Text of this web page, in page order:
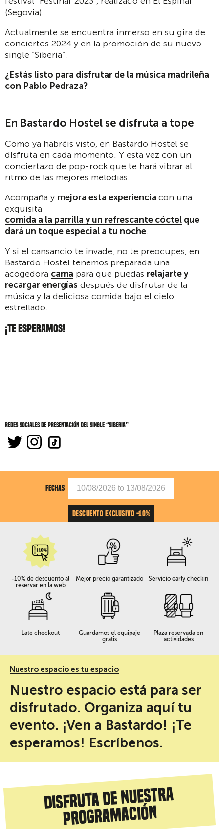
(Segovia).
Actualmente se encuentra inmerso en su gira de
conciertos 2024 y en la promoción de su nuevo
single “Siberia”.
¿Estás listo para disfrutar de la música madrileña
con Pablo Pedraza?
En Bastardo Hostel se disfruta a tope
Como ya habréis visto, en Bastardo Hostel se
disfruta en cada momento. Y esta vez con un
conciertazo de pop-rock que te hará vibrar al
ritmo de las mejores melodías.
Acompaña y mejora esta experiencia con una
exquisita
comida a la parrilla y un refrescante cóctel que
dará un toque especial a tu noche.
Y si el cansancio te invade, no te preocupes, en
Bastardo Hostel tenemos preparada una
acogedora cama para que puedas relajarte y
recargar energías después de disfrutar de la
música y la deliciosa comida bajo el cielo
estrellado.
¡TE ESPERAMOS!
Redes sociales de Presentación del single “Siberia”
FECHAS
DESCUENTO EXCLUSIVO -10%
-10% de descuento al
reservar en la web
Mejor precio garantizado Servicio early checkin
Late checkout
Guardamos el equipaje
gratis
Plaza reservada en
actividades
Nuestro espacio es tu espacio
Nuestro espacio está para ser
disfrutado. Organiza aquí tu
evento. ¡Ven a Bastardo! ¡Te
esperamos! Escríbenos.
Disfruta de nuestra
programación